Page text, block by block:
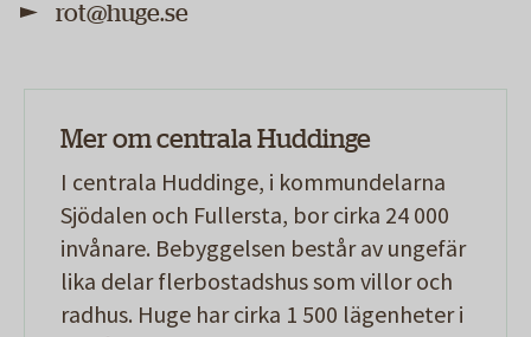
rot@huge.se
Mer om centrala Huddinge
I centrala Huddinge, i kommundelarna
Sjödalen och Fullersta, bor cirka 24 000
invånare. Bebyggelsen består av ungefär
lika delar flerbostadshus som villor och
radhus. Huge har cirka 1 500 lägenheter i